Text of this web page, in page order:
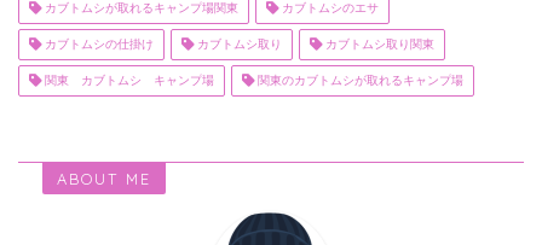
カブトムシが取れるキャンプ場関東 カブトムシのエサ
カブトムシの仕掛け カブトムシ取り カブトムシ取り関東
関東 カブトムシ キャンプ場 関東のカブトムシが取れるキャンプ場
ABOUT ME